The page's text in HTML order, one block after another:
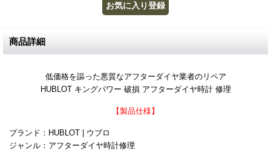
商品詳細
低価格を謳った悪質なアフターダイヤ業者のリペア
HUBLOT キングパワー 破損 アフターダイヤ時計 修理
【製品仕様】
ブランド：HUBLOT | ウブロ
ジャンル：アフターダイヤ時計修理